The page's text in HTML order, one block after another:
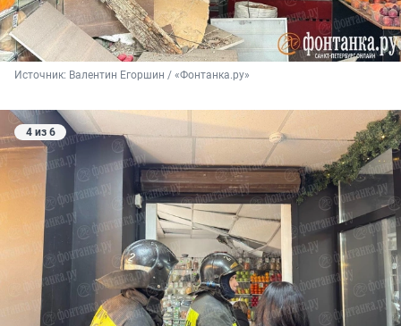
Источник: Валентин Егоршин / «Фонтанка.ру»
4 из 6